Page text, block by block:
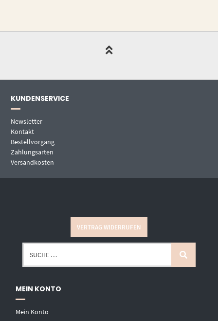
KUNDENSERVICE
Newsletter
Kontakt
Bestellvorgang
Zahlungsarten
Versandkosten
VERTRAG WIDERRUFEN
MEIN KONTO
Mein Konto